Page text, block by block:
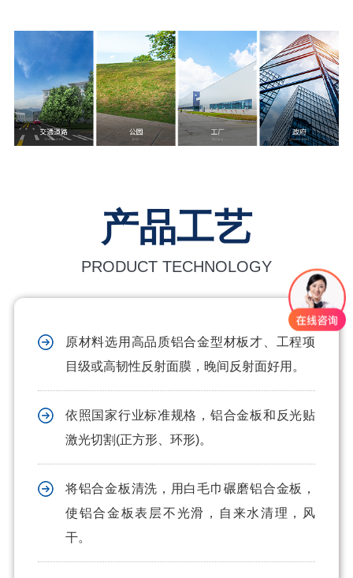
产品工艺
PRODUCT TECHNOLOGY
原材料选用高品质铝合金型材板才、工程项
目级或高韧性反射面膜，晚间反射面好用。
依照国家行业标准规格，铝合金板和反光贴
激光切割(正方形、环形)。
将铝合金板清洗，用白毛巾碾磨铝合金板，
使铝合金板表层不光滑，自来水清理，风
干。